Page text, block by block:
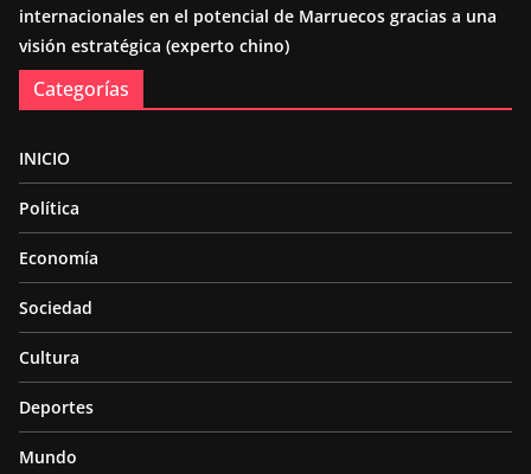
internacionales en el potencial de Marruecos gracias a una
visión estratégica (experto chino)
Categorías
INICIO
Política
Economía
Sociedad
Cultura
Deportes
Mundo